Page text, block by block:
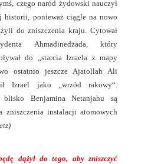
czego naród żydowski nauczył
historii, ponieważ ciągle na nowo
do zniszczenia kraju. Cytował
Ahmadinedżada, który
do „starcia Izraela z mapy
ostatnio jeszcze Ajatollah Ali
Izrael jako „wrzód rakowy“.
Benjamina Netanjahu są
zniszczenia instalacji atomowych
dążył do tego, aby zniszczyć